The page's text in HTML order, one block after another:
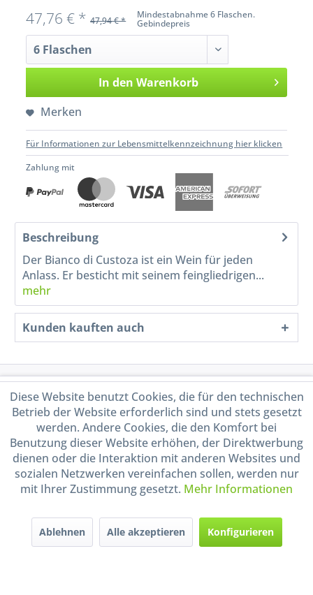
Mindestabnahme 6 Flaschen.
Gebindepreis
47,76 € * 47,94 € *
In den Warenkorb
Merken
Für Informationen zur Lebensmittelkennzeichnung hier klicken
Zahlung mit
Beschreibung
Der Bianco di Custoza ist ein Wein für jeden
Anlass. Er besticht mit seinem feingliedrigen...
mehr
Kunden kauften auch
Service Hotline
Shop Service
Informationen
Handel mit BIO-Weinen
durch DE-ÖKO-009
Diese Website benutzt Cookies, die für den technischen
Betrieb der Website erforderlich sind und stets gesetzt
werden. Andere Cookies, die den Komfort bei
Benutzung dieser Website erhöhen, der Direktwerbung
dienen oder die Interaktion mit anderen Websites und
sozialen Netzwerken vereinfachen sollen, werden nur
mit Ihrer Zustimmung gesetzt. Mehr Informationen
Ablehnen Alle akzeptieren Konfigurieren